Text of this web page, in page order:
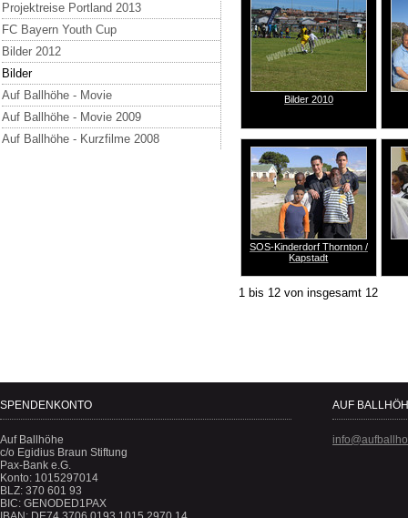
Projektreise Portland 2013
FC Bayern Youth Cup
Bilder 2012
Bilder
Auf Ballhöhe - Movie
Auf Ballhöhe - Movie 2009
Auf Ballhöhe - Kurzfilme 2008
Bilder 2010
SOS-Kinderdorf Thornton /
Kapstadt
1 bis 12 von insgesamt 12
SPENDENKONTO
Auf Ballhöhe
c/o Egidius Braun Stiftung
Pax-Bank e.G.
Konto: 1015297014
BLZ: 370 601 93
BIC: GENODED1PAX
AUF